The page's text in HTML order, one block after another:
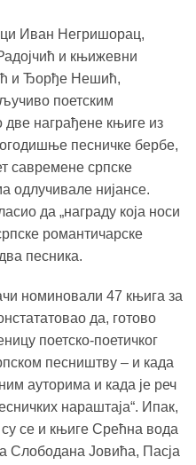
Иван Негришорац,
и књижевни
и Ђорђе Нешић,
поетским
две награђене књиге из
песничке бербе,
савремене српске
одлучивале нијансе.
да „награду која носи
романтичарске
песника.
номиновали 47 књига за
да, готово
поетско-поетичког
песништву – и када
ауторима и када је реч
нараштаја“. Ипак,
су се и књиге Срећна вода
Јовића, Пасја